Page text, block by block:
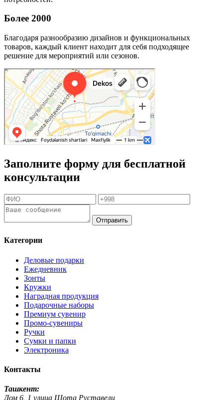
Более 2000
Благодаря разнообразию дизайнов и функциональных
товаров, каждый клиент находит для себя подходящее
решение для мероприятий или сезонов.
Заполните форму для бесплатной
консультации
Отправить
Категории
Деловые подарки
Ежедневник
Зонты
Кружки
Наградная продукция
Подарочные наборы
Премиум сувенир
Промо-сувениры
Ручки
Сумки и папки
Электроника
Контакты
Ташкент:
Дом 6, 1 улица Шота Руставели